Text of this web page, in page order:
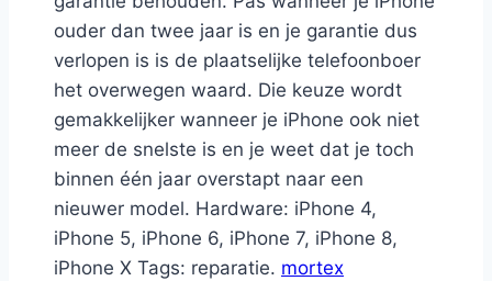
ouder dan twee jaar is en je garantie dus
verlopen is is de plaatselijke telefoonboer
het overwegen waard. Die keuze wordt
gemakkelijker wanneer je iPhone ook niet
meer de snelste is en je weet dat je toch
binnen één jaar overstapt naar een
nieuwer model. Hardware: iPhone 4,
iPhone 5, iPhone 6, iPhone 7, iPhone 8,
iPhone X Tags: reparatie. mortex